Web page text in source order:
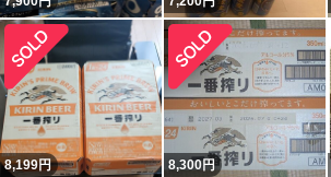
8,199円 8,300円